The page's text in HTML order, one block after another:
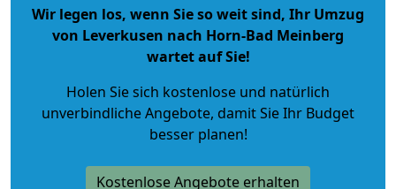
Wir legen los, wenn Sie so weit sind, Ihr Umzug
von Leverkusen nach Horn-Bad Meinberg
wartet auf Sie!
Holen Sie sich kostenlose und natürlich
unverbindliche Angebote, damit Sie Ihr Budget
besser planen!
Kostenlose Angebote erhalten